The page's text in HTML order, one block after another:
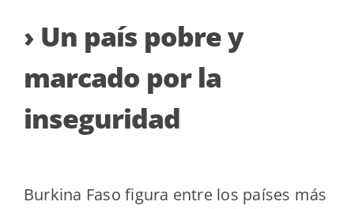
› Un país pobre y
marcado por la
inseguridad
Burkina Faso figura entre los países más